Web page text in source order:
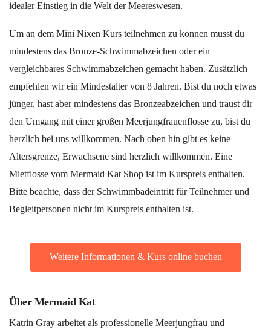
idealer Einstieg in die Welt der Meereswesen.
Um an dem Mini Nixen Kurs teilnehmen zu können musst du
mindestens das Bronze-Schwimmabzeichen oder ein
vergleichbares Schwimmabzeichen gemacht haben. Zusätzlich
empfehlen wir ein Mindestalter von 8 Jahren. Bist du noch etwas
jünger, hast aber mindestens das Bronzeabzeichen und traust dir
den Umgang mit einer großen Meerjungfrauenflosse zu, bist du
herzlich bei uns willkommen. Nach oben hin gibt es keine
Altersgrenze, Erwachsene sind herzlich willkommen. Eine
Mietflosse vom Mermaid Kat Shop ist im Kurspreis enthalten.
Bitte beachte, dass der Schwimmbadeintritt für Teilnehmer und
Begleitpersonen nicht im Kurspreis enthalten ist.
Weitere Informationen & Kurs online buchen
Über Mermaid Kat
Katrin Gray arbeitet als professionelle Meerjungfrau und